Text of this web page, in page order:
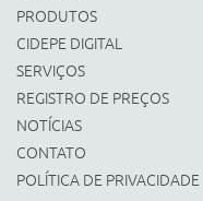
PRODUTOS
CIDEPE DIGITAL
SERVIÇOS
REGISTRO DE PREÇOS
NOTÍCIAS
CONTATO
POLÍTICA DE PRIVACIDADE